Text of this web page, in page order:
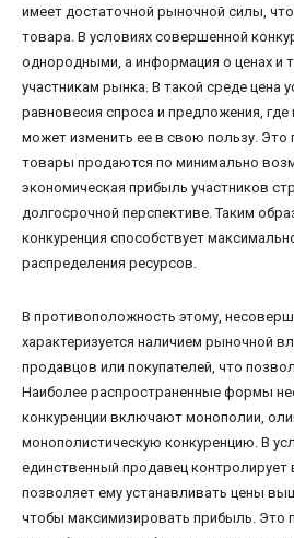
имеет достаточной рыночной силы,
товара. В условиях совершенной
однородными, а информация о ценах и
участникам рынка. В такой среде цена
равновесия спроса и предложения, где
может изменить ее в свою пользу. Это
товары продаются по минимально
экономическая прибыль участников
долгосрочной перспективе. Таким
конкуренция способствует
распределения ресурсов.
В противоположность этому,
характеризуется наличием рыночной
продавцов или покупателей, что
Наиболее распространенные формы
конкуренции включают монополии,
монополистическую конкуренцию. В
единственный продавец контролирует
позволяет ему устанавливать цены
чтобы максимизировать прибыль. Это